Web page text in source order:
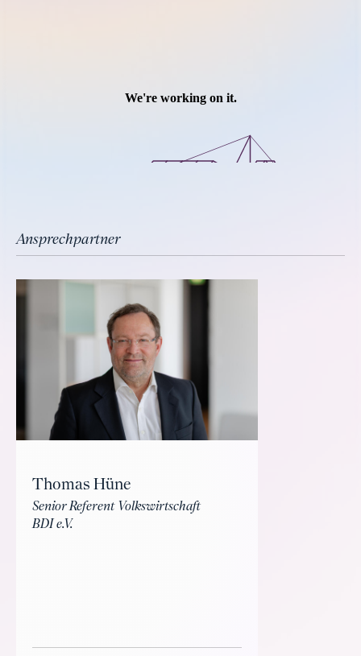
Ansprechpartner
Thomas Hüne
Senior Referent Volkswirtschaft
BDI e.V.